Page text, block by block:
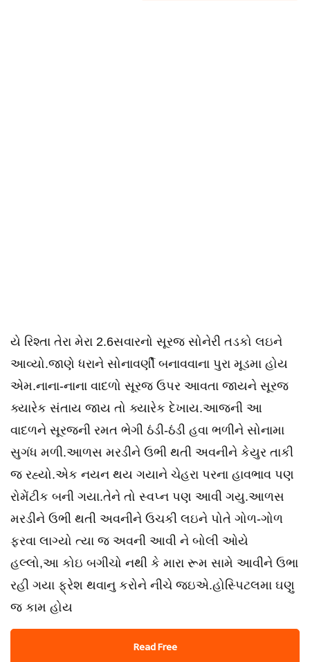
યે રિશ્તા તેરા મેરા 2.6સવારનો સૂરજ સોનેરી તડકો લઇને
આવ્યો.જાણે ધરાને સોનાવર્ણી બનાવવાના પુરા મૂડમા હોય
એમ.નાના-નાના વાદળો સૂરજ ઉપર આવતા જાયને સૂરજ
ક્યારેક સંતાય જાય તો ક્યારેક દેખાય.આજની આ
વાદળને સૂરજની રમત ભેગી ઠંડી-ઠંડી હવા ભળીને સોનામા
સુગંધ મળી.આળસ મરડીને ઉભી થતી અવનીને કેયુર તાકી
જ રહ્યો.એક નયન થય ગયાને ચેહરા પરના હાવભાવ પણ
રોમેંટીક બની ગયા.તેને તો સ્વપ્ન પણ આવી ગયુ.આળસ
મરડીને ઉભી થતી અવનીને ઉચકી લઇને પોતે ગોળ-ગોળ
ફરવા લાગ્યો ત્યા જ અવની આવી ને બોલી ઓયે
હલ્લો,આ કોઇ બગીચો નથી કે મારા રૂમ સામે આવીને ઉભા
રહી ગયા ફ્રેશ થવાનુ કરોને નીચે જઇએ.હોસ્પિટલમા ઘણુ
જ કામ હોય
Read Free